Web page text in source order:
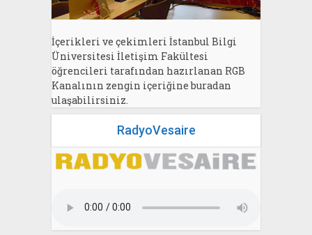
İçerikleri ve çekimleri İstanbul Bilgi
Üniversitesi İletişim Fakültesi
öğrencileri tarafından hazırlanan RGB
Kanalının zengin içeriğine buradan
ulaşabilirsiniz.
RadyoVesaire